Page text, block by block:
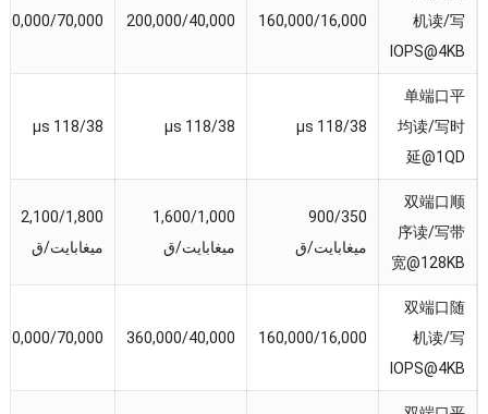
机读/写
IOPS@4KB
160,000/16,000
200,000/40,000
70,000
单端口平
均读/写时
延@1QD
118/38
µs
118/38
µs
118/38
µs
双端口顺
序读/写带
宽@128KB
900/350
ميغابايت/ق
1,600/1,000
ميغابايت/ق
2,100/1,800
ميغابايت/ق
双端口随
机读/写
IOPS@4KB
160,000/16,000
360,000/40,000
70,000